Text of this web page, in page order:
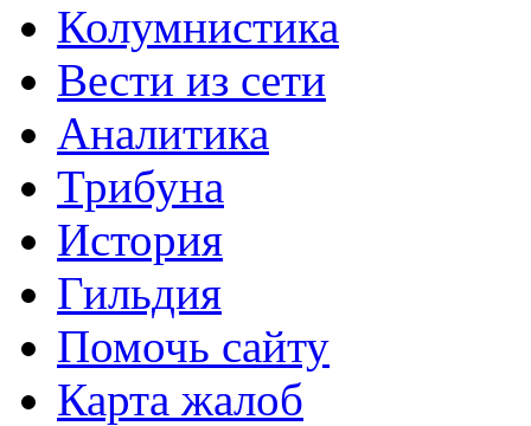
Колумнистика
Вести из сети
Аналитика
Трибуна
История
Гильдия
Помочь сайту
Карта жалоб